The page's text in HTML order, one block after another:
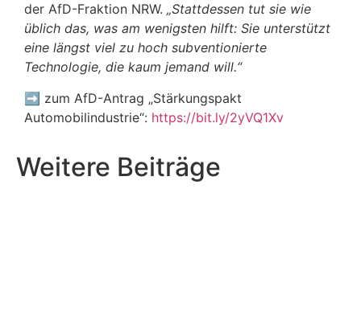
der AfD-Fraktion NRW. „Stattdessen tut sie wie
üblich das, was am wenigsten hilft: Sie unterstützt
eine längst viel zu hoch subventionierte
Technologie, die kaum jemand will.“
➡️ zum AfD-Antrag „Stärkungspakt
Automobilindustrie“: https://bit.ly/2yVQ1Xv
Weitere Beiträge